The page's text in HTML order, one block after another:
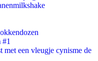
met een vleugje cynisme de